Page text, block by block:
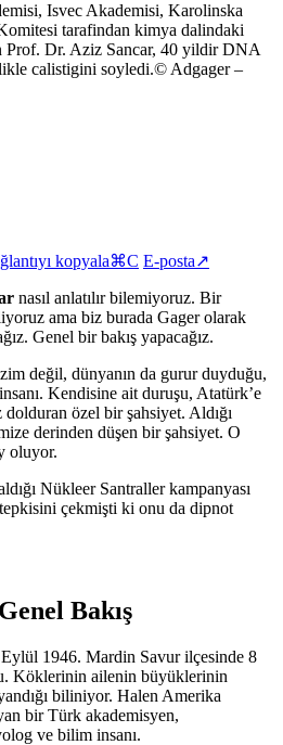
Isvec Akademisi, Karolinska
tarafindan kimya dalindaki
Prof. Dr. Aziz Sancar, 40 yildir DNA
calistigini soyledi.© Adgager –
kopyala⌘C E-posta↗
nasıl anlatılır bilemiyoruz. Bir
ama biz burada Gager olarak
Genel bir bakış yapacağız.
değil, dünyanın da gurur duyduğu,
Kendisine ait duruşu, Atatürk’e
özel bir şahsiyet. Aldığı
derinden düşen bir şahsiyet. O
oluyor.
Nükleer Santraller kampanyası
tepkisini çekmişti ki onu da dipnot
Bakış
1946. Mardin Savur ilçesinde 8
Köklerinin ailenin büyüklerinin
biliniyor. Halen Amerika
bir Türk akademisyen,
ve bilim insanı.